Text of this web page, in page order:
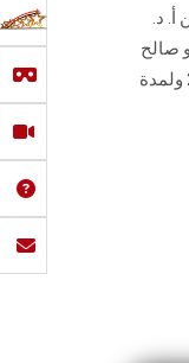
أ. د.
صالح
الأتربي رئيســاً لمجلس قسم الاستعاضة السنية المثبتة بالكلية اعتباراً من 12/3 /2025 ولمدة